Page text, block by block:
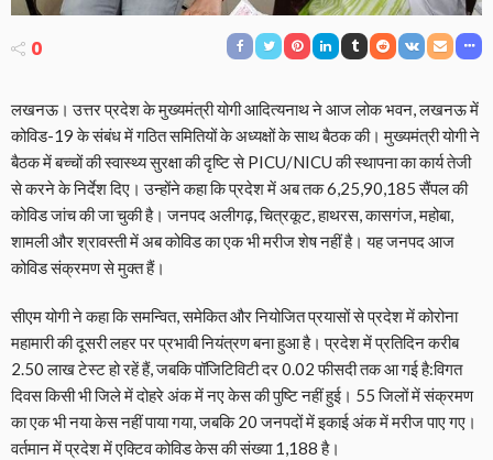
0
लखनऊ। उत्तर प्रदेश के मुख्यमंत्री योगी आदित्यनाथ ने आज लोक भवन, लखनऊ में
कोविड-19 के संबंध में गठित समितियों के अध्यक्षों के साथ बैठक की। मुख्यमंत्री योगी ने
बैठक में बच्चों की स्वास्थ्य सुरक्षा की दृष्टि से PICU/NICU की स्थापना का कार्य तेजी
से करने के निर्देश दिए। उन्होंने कहा कि प्रदेश में अब तक 6,25,90,185 सैंपल की
कोविड जांच की जा चुकी है। जनपद अलीगढ़, चित्रकूट, हाथरस, कासगंज, महोबा,
शामली और श्रावस्ती में अब कोविड का एक भी मरीज शेष नहीं है। यह जनपद आज
कोविड संक्रमण से मुक्त हैं।
सीएम योगी ने कहा कि समन्वित, समेकित और नियोजित प्रयासों से प्रदेश में कोरोना
महामारी की दूसरी लहर पर प्रभावी नियंत्रण बना हुआ है। प्रदेश में प्रतिदिन करीब
2.50 लाख टेस्ट हो रहें हैं, जबकि पॉजिटिविटी दर 0.02 फीसदी तक आ गई है:विगत
दिवस किसी भी जिले में दोहरे अंक में नए केस की पुष्टि नहीं हुई। 55 जिलों में संक्रमण
का एक भी नया केस नहीं पाया गया, जबकि 20 जनपदों में इकाई अंक में मरीज पाए गए।
वर्तमान में प्रदेश में एक्टिव कोविड केस की संख्या 1,188 है।